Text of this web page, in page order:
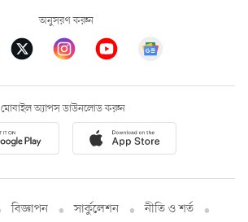
অনুসরণ করুন
মোবাইল অ্যাপস ডাউনলোড করুন
বিজ্ঞাপন সার্কুলেশন নীতি ও শর্ত